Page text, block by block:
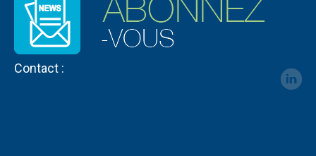
Contact :